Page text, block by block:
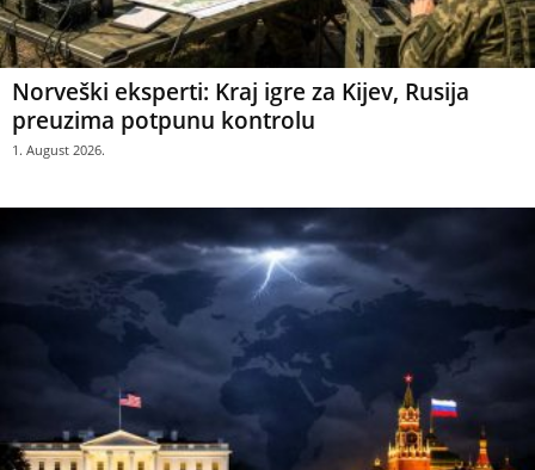
Norveški eksperti: Kraj igre za Kijev, Rusija
preuzima potpunu kontrolu
1. August 2026.